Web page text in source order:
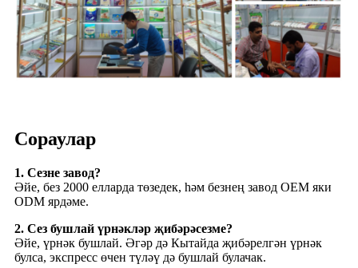
Сораулар
1. Сезне завод?
Әйе, без 2000 елларда төзедек, һәм безнең завод OEM яки
ODM ярдәме.
2. Сез бушлай үрнәкләр җибәрәсезме?
Әйе, үрнәк бушлай. Әгәр дә Кытайда җибәрелгән үрнәк
булса, экспресс өчен түләү дә бушлай булачак.